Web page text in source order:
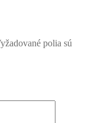
polia sú